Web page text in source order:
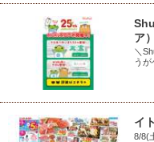
ア）
＼
うが
イ
8/8(